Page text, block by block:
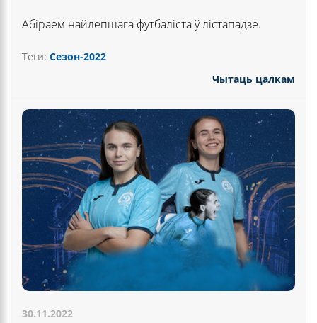
Абіраем найлепшага футбаліста ў лістападзе.
Теги: Сезон-2022
Чытаць цалкам
30.11.2022